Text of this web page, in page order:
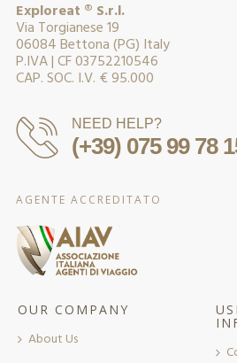
Exploreat ® S.r.l.
Via Torgianese 19
06084 Bettona (PG) Italy
P.IVA | CF 03752210546
CAP. SOC. I.V. € 95.000
NEED HELP?
(+39) 075 99 78
AGENTE ACCREDITATO
OUR COMPANY
About Us